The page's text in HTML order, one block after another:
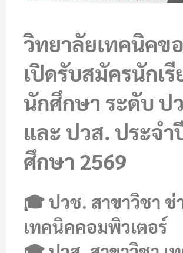
วิทยาลัยเทคนิคข
เปิดรับสมัครนักเรี
นักศึกษา ระดับ ป
และ ปวส. ประจำ
ศึกษา 2569
🎓ปวช. สาขาวิชา ช่
เทคนิคคอมพิวเตอร์